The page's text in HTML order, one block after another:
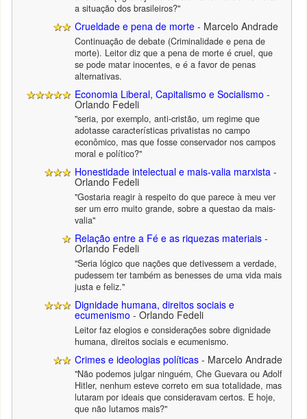
a situação dos brasileiros?"
Crueldade e pena de morte - Marcelo Andrade
Continuação de debate (Criminalidade e pena de
morte). Leitor diz que a pena de morte é cruel, que
se pode matar inocentes, e é a favor de penas
alternativas.
Economia Liberal, Capitalismo e Socialismo -
Orlando Fedeli
"seria, por exemplo, anti-cristão, um regime que
adotasse características privatistas no campo
econômico, mas que fosse conservador nos campos
moral e político?"
Honestidade intelectual e mais-valia marxista -
Orlando Fedeli
"Gostaria reagir à respeito do que parece à meu ver
ser um erro muito grande, sobre a questao da mais-
valia"
Relação entre a Fé e as riquezas materiais -
Orlando Fedeli
"Seria lógico que nações que detivessem a verdade,
pudessem ter também as benesses de uma vida mais
justa e feliz."
Dignidade humana, direitos sociais e
ecumenismo - Orlando Fedeli
Leitor faz elogios e considerações sobre dignidade
humana, direitos sociais e ecumenismo.
Crimes e ideologias políticas - Marcelo Andrade
"Não podemos julgar ninguém, Che Guevara ou Adolf
Hitler, nenhum esteve correto em sua totalidade, mas
lutaram por ideais que consideravam certos. E hoje,
que não lutamos mais?"